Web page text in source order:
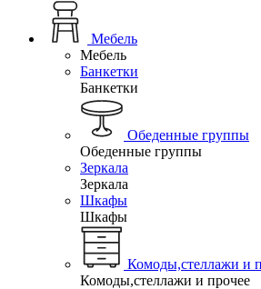
Мебель
Мебель
Банкетки
Банкетки
Обеденные группы
Обеденные группы
Зеркала
Зеркала
Шкафы
Шкафы
Комоды,стеллажи и
Комоды,стеллажи и прочее